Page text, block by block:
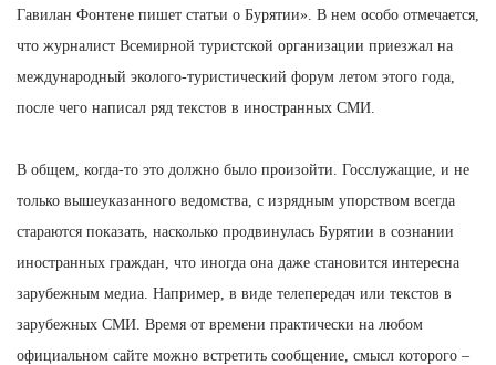
Гавилан Фонтене пишет статьи о Бурятии». В нем особо отмечается,
что журналист Всемирной туристской организации приезжал на
международный эколого-туристический форум летом этого года,
после чего написал ряд текстов в иностранных СМИ.
В общем, когда-то это должно было произойти. Госслужащие, и не
только вышеуказанного ведомства, с изрядным упорством всегда
стараются показать, насколько продвинулась Бурятии в сознании
иностранных граждан, что иногда она даже становится интересна
зарубежным медиа. Например, в виде телепередач или текстов в
зарубежных СМИ. Время от времени практически на любом
официальном сайте можно встретить сообщение, смысл которого –